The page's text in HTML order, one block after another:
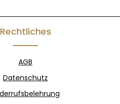
Rechtliches
AGB
Datenschutz